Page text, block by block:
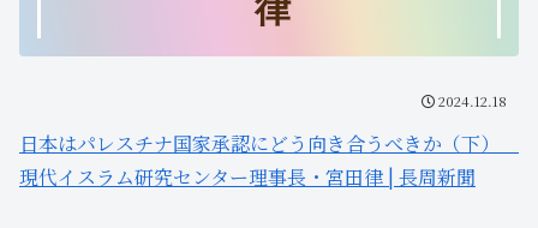
律
2024.12.18
日本はパレスチナ国家承認にどう向き合うべきか（下）
現代イスラム研究センター理事長・宮田律 | 長周新聞